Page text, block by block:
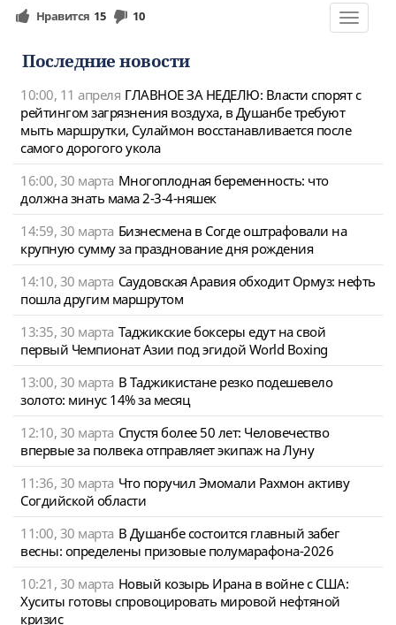
Toggle
Нравится 15 10
Последние новости
10:00, 11 апреля ГЛАВНОЕ ЗА НЕДЕЛЮ: Власти спорят с
рейтингом загрязнения воздуха, в Душанбе требуют
мыть маршрутки, Сулаймон восстанавливается после
самого дорогого укола
16:00, 30 марта Многоплодная беременность: что
должна знать мама 2-3-4-няшек
14:59, 30 марта Бизнесмена в Согде оштрафовали на
крупную сумму за празднование дня рождения
14:10, 30 марта Саудовская Аравия обходит Ормуз: нефть
пошла другим маршрутом
13:35, 30 марта Таджикские боксеры едут на свой
первый Чемпионат Азии под эгидой World Boxing
13:00, 30 марта В Таджикистане резко подешевело
золото: минус 14% за месяц
12:10, 30 марта Спустя более 50 лет: Человечество
впервые за полвека отправляет экипаж на Луну
11:36, 30 марта Что поручил Эмомали Рахмон активу
Согдийской области
11:00, 30 марта В Душанбе состоится главный забег
весны: определены призовые полумарафона-2026
10:21, 30 марта Новый козырь Ирана в войне с США:
Хуситы готовы спровоцировать мировой нефтяной
кризис